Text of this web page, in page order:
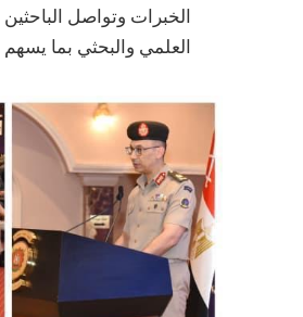
الخبرات وتواصل
العلمي والبحثي بما